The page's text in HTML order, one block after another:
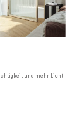
und mehr Licht